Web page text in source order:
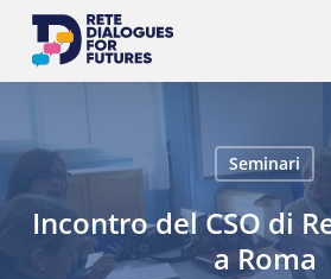
Skip
main
Seminari
Incontro del CSO di
a Roma